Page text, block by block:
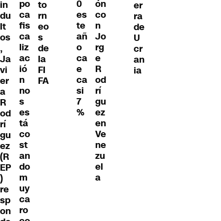
in
du
lt
os
,
Ja
vi
er
a
R
od
rí
gu
ez
(R
EP
)
re
sp
on
po
ca
fis
ca
liz
ac
ió
n
no
s
es
tá
co
st
an
do
m
uy
ca
ro
to
rn
eo
s
de
la
FI
FA
0
es
te
añ
o
ca
e
ca
si
7
%
ón
co
n
Jo
rg
e
R
od
rí
gu
ez
en
Ve
ne
zu
el
a
er
ra
de
U
cr
an
ia